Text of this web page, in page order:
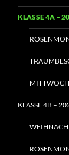
KLASSE 4A –
KLASSE 4B –